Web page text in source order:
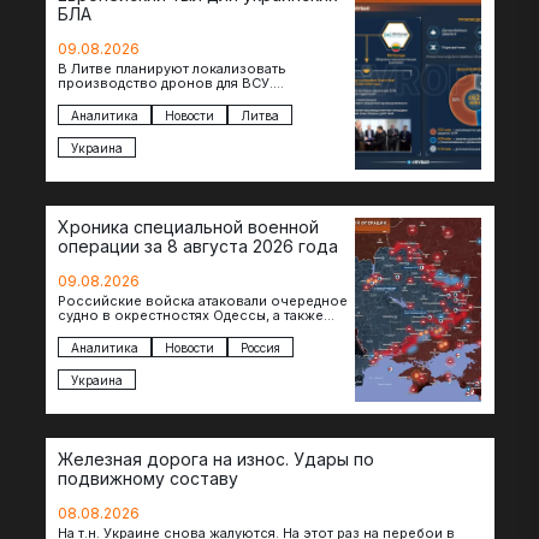
БЛА
09.08.2026
В Литве планируют локализовать
производство дронов для ВСУ.
президенты Гитанас Науседа и Владимир
Зеленский подписали…
Аналитика Новости Литва
Украина
Хроника специальной военной
операции за 8 августа 2026 года
09.08.2026
Российские войска атаковали очередное
судно в окрестностях Одессы, а также
и Черниговской областях. В Сумской…
Аналитика Новости Россия
Украина
Железная дорога на износ. Удары по
подвижному составу
08.08.2026
На т.н. Украине снова жалуются. На этот раз на перебои в